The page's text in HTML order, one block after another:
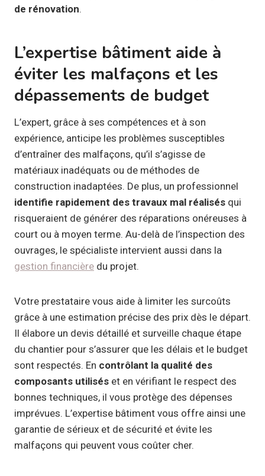
de rénovation.
L’expertise bâtiment aide à
éviter les malfaçons et les
dépassements de budget
L’expert, grâce à ses compétences et à son
expérience, anticipe les problèmes susceptibles
d’entraîner des malfaçons, qu’il s’agisse de
matériaux inadéquats ou de méthodes de
construction inadaptées. De plus, un professionnel
identifie rapidement des travaux mal réalisés qui
risqueraient de générer des réparations onéreuses à
court ou à moyen terme. Au-delà de l’inspection des
ouvrages, le spécialiste intervient aussi dans la
gestion financière du projet.
Votre prestataire vous aide à limiter les surcoûts
grâce à une estimation précise des prix dès le départ.
Il élabore un devis détaillé et surveille chaque étape
du chantier pour s’assurer que les délais et le budget
sont respectés. En contrôlant la qualité des
composants utilisés et en vérifiant le respect des
bonnes techniques, il vous protège des dépenses
imprévues. L’expertise bâtiment vous offre ainsi une
garantie de sérieux et de sécurité et évite les
malfaçons qui peuvent vous coûter cher.